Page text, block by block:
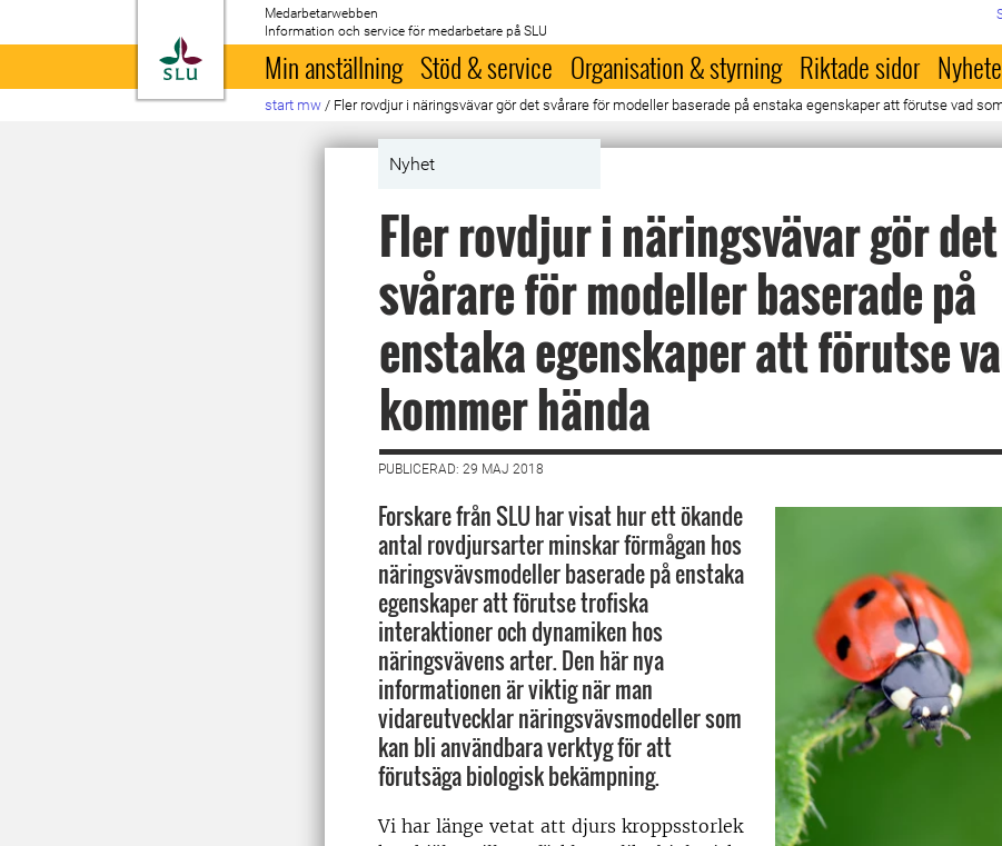
Till startsida
Medarbetarwebben
Information och service för medarbetare på SLU
Min anställning Stöd & service Organisation & styrning Riktade sidor
start mw / Fler rovdjur i näringsvävar gör det svårare för modeller baserade på enstaka egenskaper att förutse vad
Nyhet
Fler rovdjur i näringsvävar gör det
svårare för modeller baserade på
enstaka egenskaper att förutse
kommer hända
PUBLICERAD: 29 MAJ 2018
Forskare från SLU har visat hur ett ökande
antal rovdjursarter minskar förmågan hos
näringsvävsmodeller baserade på enstaka
egenskaper att förutse trofiska
interaktioner och dynamiken hos
näringsvävens arter. Den här nya
informationen är viktig när man
vidareutvecklar näringsvävsmodeller som
kan bli användbara verktyg för att
förutsäga biologisk bekämpning.
Vi har länge vetat att djurs kroppsstorlek